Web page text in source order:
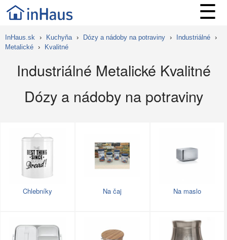
☰
InHaus.sk › Kuchyňa › Dózy a nádoby na potraviny › Industriálné ›
Metalické › Kvalitné
Industriálné Metalické Kvalitné
Dózy a nádoby na potraviny
Chlebníky Na čaj Na maslo